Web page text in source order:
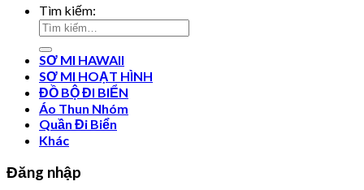
Tìm kiếm:
SƠ MI HAWAII
SƠ MI HOẠT HÌNH
ĐỒ BỘ ĐI BIỂN
Áo Thun Nhóm
Quần Đi Biển
Khác
Đăng nhập